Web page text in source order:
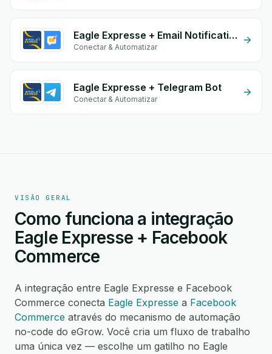
Eagle Expresse + Email Notifications by eGrow
Conectar & Automatizar
Eagle Expresse + Telegram Bot
Conectar & Automatizar
VISÃO GERAL
Como funciona a integração
Eagle Expresse + Facebook
Commerce
A integração entre Eagle Expresse e Facebook
Commerce conecta Eagle Expresse a Facebook
Commerce através do mecanismo de automação
no-code do eGrow. Você cria um fluxo de trabalho
uma única vez — escolhe um gatilho no Eagle